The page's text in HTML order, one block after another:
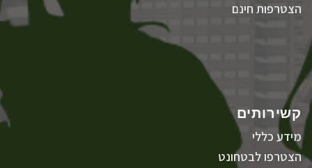
הצטרפות חינם
קשירותים
מידע כללי
הצטרפו לבטחונט